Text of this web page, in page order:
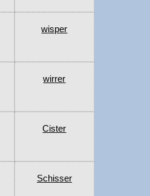
wisper
wirrer
Cister
Schisser